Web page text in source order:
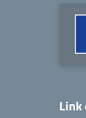
Link